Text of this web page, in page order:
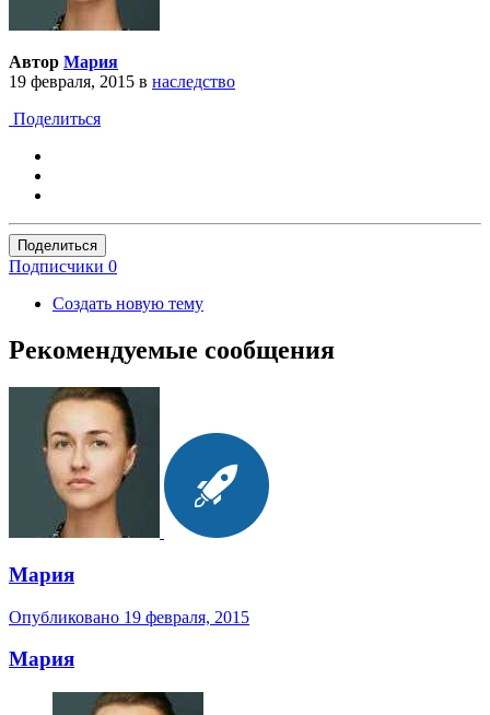
Автор Мария
19 февраля, 2015 в наследство
Поделиться
Поделиться
Подписчики 0
Создать новую тему
Рекомендуемые сообщения
Мария
Опубликовано 19 февраля, 2015
Мария